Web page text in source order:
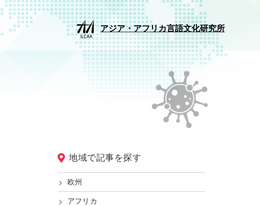
アジア・アフリカ言語文化研究所
地域で記事を探す
欧州
アフリカ